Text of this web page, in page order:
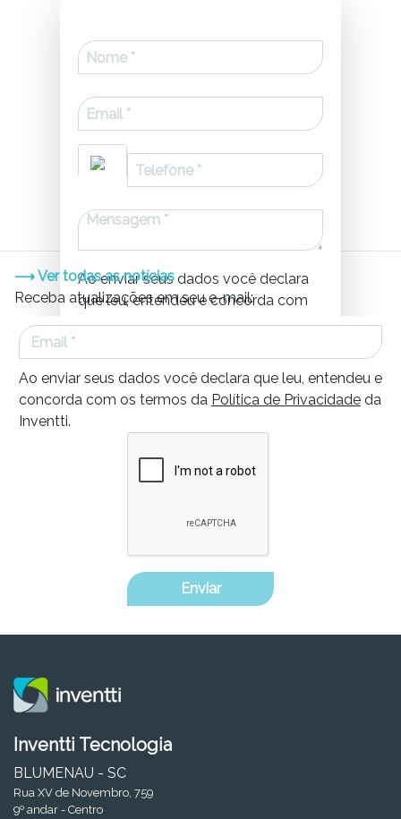
Ao enviar seus dados você declara
que leu, entendeu e concorda com
os termos daPolítica de
Enviar
⟶ Ver todas as notícias
Receba atualizações em seu e-mail:
Ao enviar seus dados você declara que leu, entendeu e
concorda com os termos da Política de Privacidade da
Inventti.
Enviar
Inventti Tecnologia
BLUMENAU - SC
Rua XV de Novembro, 759
9º andar - Centro